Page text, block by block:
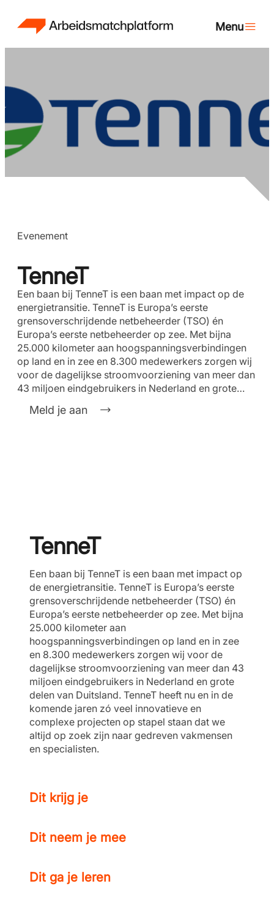
Evenement
TenneT
Een baan bij TenneT is een baan met impact op de
energietransitie. TenneT is Europa’s eerste
grensoverschrijdende netbeheerder (TSO) én
Europa’s eerste netbeheerder op zee. Met bijna
25.000 kilometer aan hoogspanningsverbindingen
op land en in zee en 8.300 medewerkers zorgen wij
voor de dagelijkse stroomvoorziening van meer dan
43 miljoen eindgebruikers in Nederland en grote…
Meld je aan
TenneT
Een baan bij TenneT is een baan met impact op
de energietransitie. TenneT is Europa’s eerste
grensoverschrijdende netbeheerder (TSO) én
Europa’s eerste netbeheerder op zee. Met bijna
25.000 kilometer aan
hoogspanningsverbindingen op land en in zee
en 8.300 medewerkers zorgen wij voor de
dagelijkse stroomvoorziening van meer dan 43
miljoen eindgebruikers in Nederland en grote
delen van Duitsland. TenneT heeft nu en in de
komende jaren zó veel innovatieve en
complexe projecten op stapel staan dat we
altijd op zoek zijn naar gedreven vakmensen
en specialisten.
Dit krijg je
Dit neem je mee
Dit ga je leren